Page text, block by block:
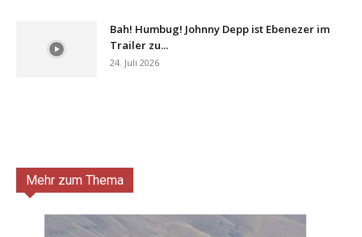
Bah! Humbug! Johnny Depp ist Ebenezer im
Trailer zu...
24. Juli 2026
Mehr zum Thema